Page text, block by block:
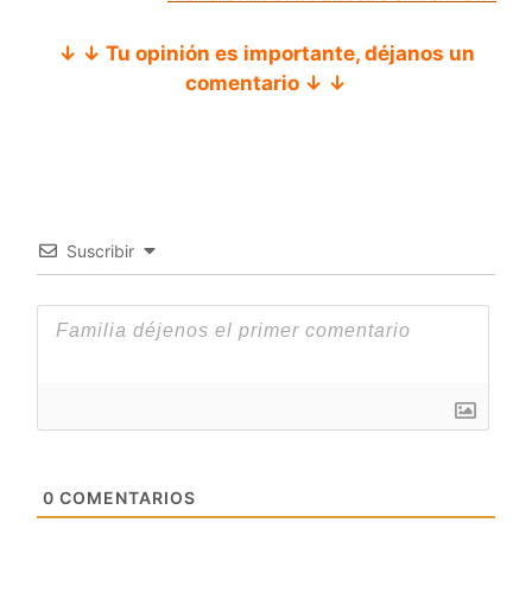
↓ ↓ Tu opinión es importante, déjanos un
comentario ↓ ↓
Suscribir
0 COMENTARIOS